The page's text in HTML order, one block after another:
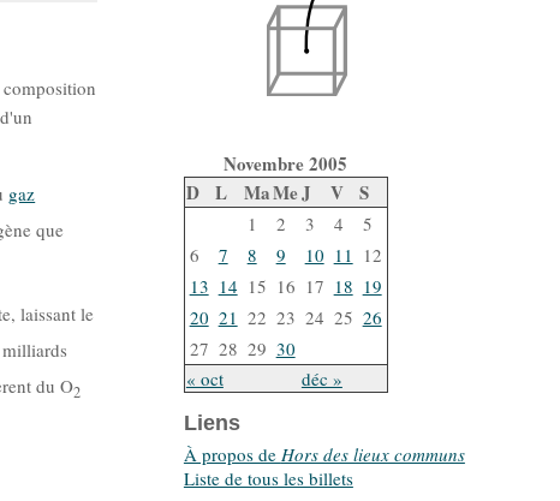
gaz
que
laissant le
du O2
Novembre 2005
D L MaMeJ V S
« oct déc »
1 2 3 4
5
6
7 8 9 10 11 12
13 14 15 16 17 18 19
20 21 22 23 24 25 26
27 28 29 30
Liens
À propos de Hors des lieux communs
Liste de tous les billets